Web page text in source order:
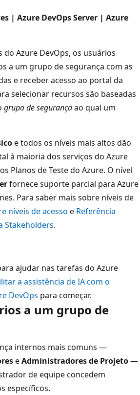
| Azure DevOps Server | Azure
do Azure DevOps, os usuários
a um grupo de segurança com as
e receber acesso ao portal da
selecionar recursos são baseadas
grupo de segurançaao qual um
e todos os níveis mais altos dão
à maioria dos serviços do Azure
Planos de Teste do Azure. O nível
fornece suporte parcial para Azure
Para saber mais sobre níveis de
níveis de acesso e Referência
Stakeholders.
ajudar nas tarefas do Azure
a assistência de IA com o
DevOps para começar.
a um grupo de
internos mais comuns —
eAdministradores de Projeto—
de equipe concedem
específicos.